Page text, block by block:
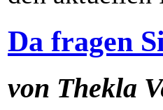
Da fragen
von Thekla